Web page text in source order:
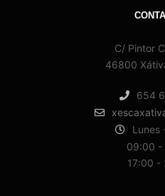
C/ Pintor
46800
654
Lunes
09:00 -
17:00 -